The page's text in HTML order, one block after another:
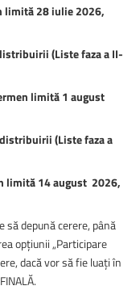
limită 28 iulie 2026,
(Liste faza a II-
limită 1 august
(Liste faza a
limită 14 august 2026,
să depună cerere, până
opțiunii „Participare
dacă vor să fie luați în